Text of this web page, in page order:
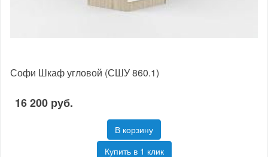
Софи Шкаф угловой (СШУ 860.1)
16 200 руб.
В корзину
Купить в 1 клик